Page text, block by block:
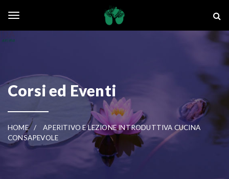
Corsi ed Eventi
HOME
APERITIVO E LEZIONE INTRODUTTIVA CUCINA
CONSAPEVOLE